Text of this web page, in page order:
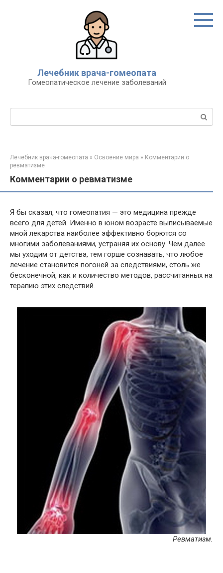
Лечебник врача-гомеопата
Гомеопатическое лечение заболеваний
Поиск:
Лечебник врача-гомеопата » Освоение мира » Комментарии о
ревматизме
Комментарии о ревматизме
Я бы сказал, что гомеопатия — это медицина прежде
всего для детей. Именно в юном возрасте выписываемые
мной лекарства наиболее эффективно борются со
многими заболеваниями, устраняя их основу. Чем далее
мы уходим от детства, тем горше сознавать, что любое
лечение становится погоней за следствиями, столь же
бесконечной, как и количество методов, рассчитанных на
терапию этих следствий.
Ревматизм.